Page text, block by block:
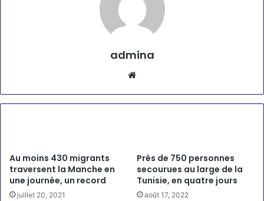
admina
Au moins 430 migrants
traversent la Manche en
une journée, un record
juillet 20, 2021
Près de 750 personnes
secourues au large de la
Tunisie, en quatre jours
août 17, 2022